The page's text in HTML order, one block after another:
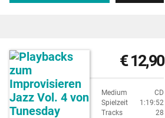
€ 12,90
Medium
CD
Spielzeit
1:19:52
Tracks
28